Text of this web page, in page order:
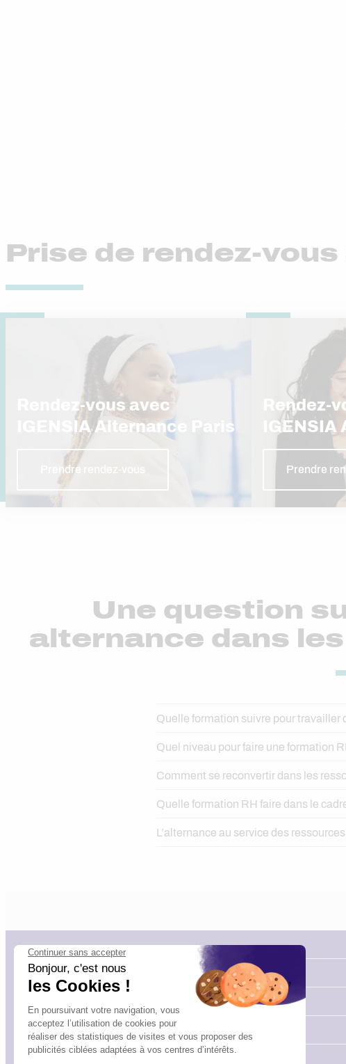
Prise de rendez-
Rendez-vous avec
IGENSIA Alternance Paris
Prendre rendez-vous
Rendez-
IGENSIA
Prendre
Une question
alternance dans
Quelle formation suivre pour travailler
Quel niveau pour faire une formation
Comment se reconvertir dans les
Quelle formation RH faire dans le
L’alternance au service des
Articles
Événements